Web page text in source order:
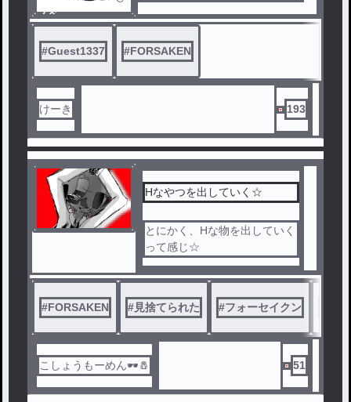
ノベ
ル
#Guest1337 #FORSAKEN
けーき 193
Hなやつを出していく☆
とにかく、Hな物を出していく
って感じ☆
#FORSAKEN #見捨てられた #フォーセイクン
こしょうもーめん🕶🧂 51